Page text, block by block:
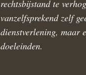
rechtsbijstand te
vanzelfsprekend zelf
dienstverlening, maar
doeleinden.